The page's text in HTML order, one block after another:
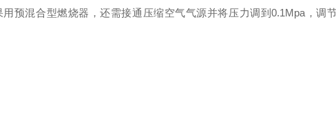
预混合型燃烧器，还需接通压缩空气气源并将压力调到0.1Mpa，调